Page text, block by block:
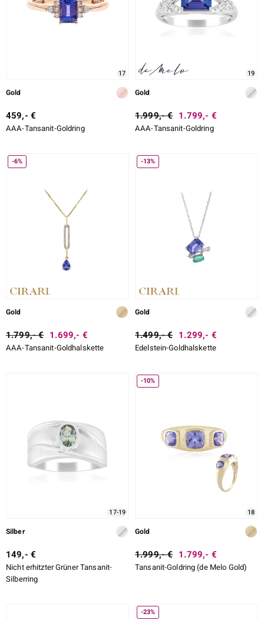
17
Gold
459,- €
AAA-Tansanit-Goldring
19
Gold
1.999,- € 1.799,- €
AAA-Tansanit-Goldring
-6%
Gold
1.799,- € 1.699,- €
AAA-Tansanit-Goldhalskette
-13%
Gold
1.499,- € 1.299,- €
Edelstein-Goldhalskette
17-19
Silber
149,- €
Nicht erhitzter Grüner Tansanit-
Silberring
-10%
18
Gold
1.999,- € 1.799,- €
Tansanit-Goldring (de Melo Gold)
-23%